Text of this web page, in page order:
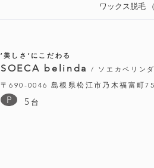
ワックス脱毛
‘美しさ‘にこだわる
SOECA belinda / ソエカベリンダ
〒690-0046 島根県松江市乃木福富町
P 5 台